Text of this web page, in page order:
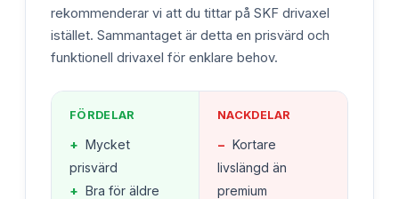
rekommenderar vi att du tittar på SKF drivaxel
istället. Sammantaget är detta en prisvärd och
funktionell drivaxel för enklare behov.
FÖRDELAR
+ Mycket
prisvärd
+ Bra för äldre
NACKDELAR
− Kortare
livslängd än
premium